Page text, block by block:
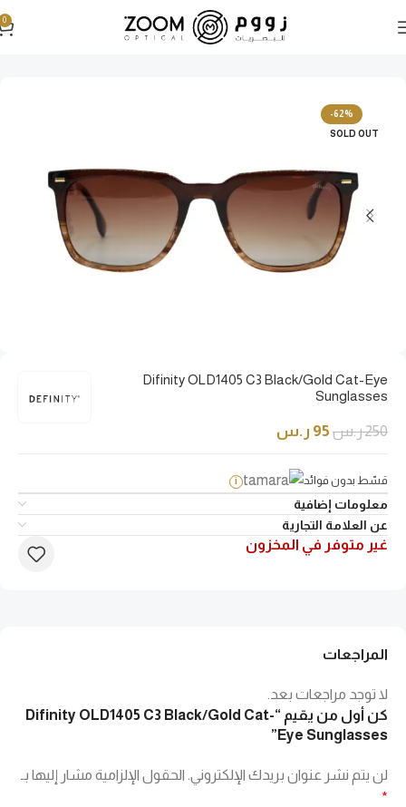
0
-62%
SOLD OUT
Difinity OLD1405 C3 Black/Gold Cat-Eye
Sunglasses
250ر.س 95 ر.س
قسّط بدون فوائد i
معلومات إضافية
عن العلامة التجارية
غير متوفر في المخزون
المراجعات
لا توجد مراجعات بعد.
كن أول من يقيم “Difinity OLD1405 C3 Black/Gold Cat-
Eye Sunglasses”
لن يتم نشر عنوان بريدك الإلكتروني. الحقول الإلزامية مشار إليها بـ
*